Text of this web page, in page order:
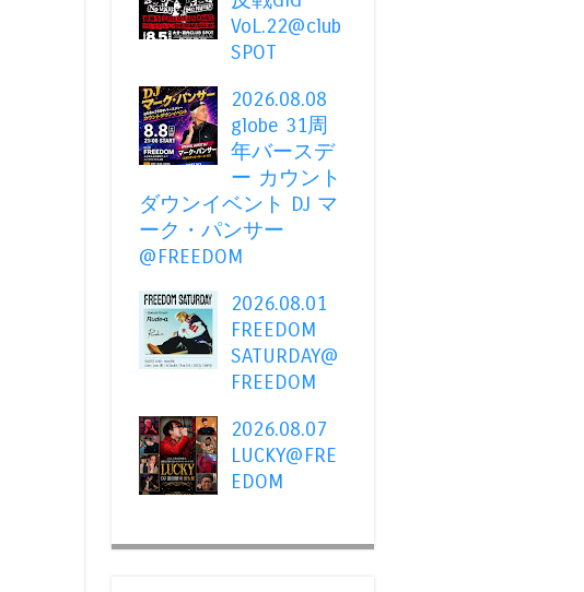
VoL.22@club
SPOT
2026.08.08
globe 31周
年バースデ
ー カウント
ダウンイベント DJ マ
ーク・パンサー
@FREEDOM
2026.08.01
FREEDOM
SATURDAY@
FREEDOM
2026.08.07
LUCKY@FRE
EDOM